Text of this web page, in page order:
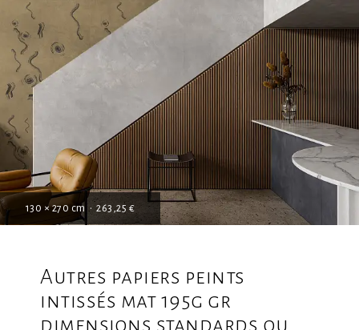
130 × 270 cm • 263,25 €
Autres papiers peints
intissés mat 195g gr
dimensions standards ou